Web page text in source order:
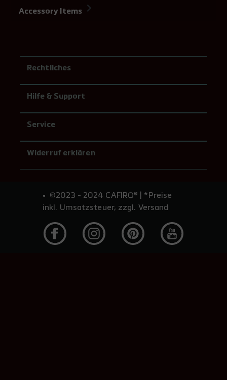
Accessory Items
Rechtliches
Hilfe & Support
Service
Widerruf erklären
©2023 - 2024 CAFIRO® | *Preise
inkl. Umsatzsteuer, zzgl. Versand